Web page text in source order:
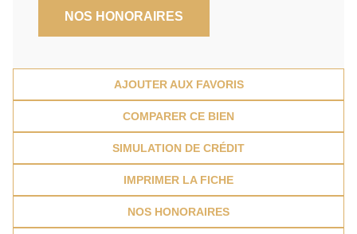
NOS HONORAIRES
AJOUTER AUX FAVORIS
COMPARER CE BIEN
SIMULATION DE CRÉDIT
IMPRIMER LA FICHE
NOS HONORAIRES